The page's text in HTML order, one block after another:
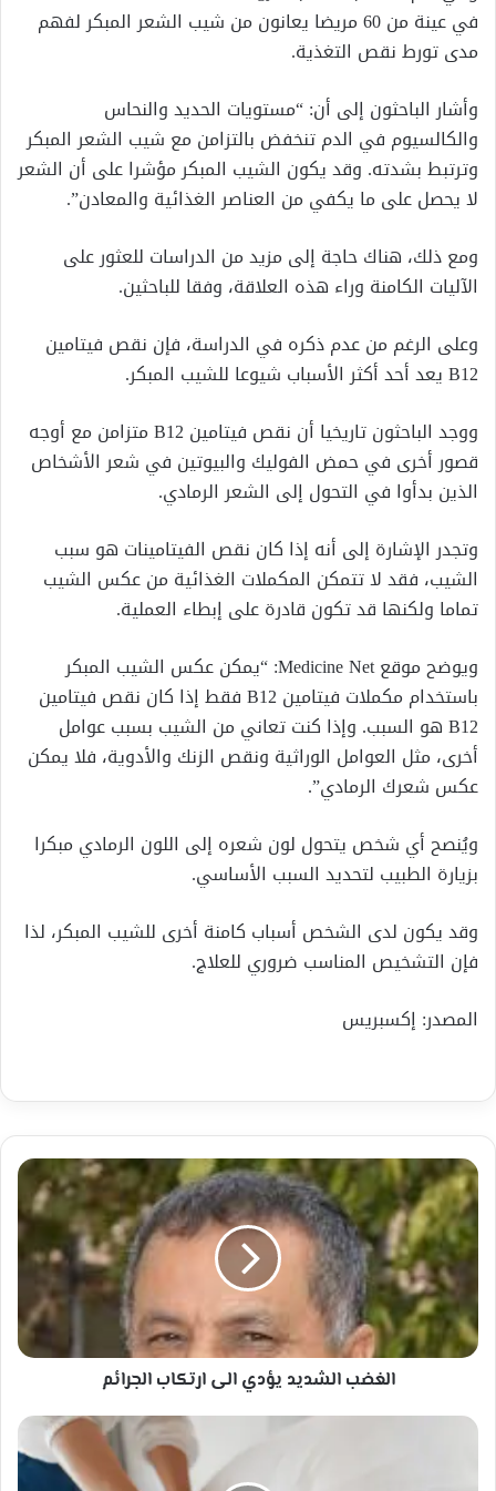
في عينة من 60 مريضا يعانون من شيب الشعر المبكر لفهم
مدى تورط نقص التغذية.
وأشار الباحثون إلى أن: “مستويات الحديد والنحاس
والكالسيوم في الدم تنخفض بالتزامن مع شيب الشعر المبكر
وترتبط بشدته. وقد يكون الشيب المبكر مؤشرا على أن الشعر
لا يحصل على ما يكفي من العناصر الغذائية والمعادن”.
ومع ذلك، هناك حاجة إلى مزيد من الدراسات للعثور على
الآليات الكامنة وراء هذه العلاقة، وفقا للباحثين.
وعلى الرغم من عدم ذكره في الدراسة، فإن نقص فيتامين
B12 يعد أحد أكثر الأسباب شيوعا للشيب المبكر.
ووجد الباحثون تاريخيا أن نقص فيتامين B12 متزامن مع أوجه
قصور أخرى في حمض الفوليك والبيوتين في شعر الأشخاص
الذين بدأوا في التحول إلى الشعر الرمادي.
وتجدر الإشارة إلى أنه إذا كان نقص الفيتامينات هو سبب
الشيب، فقد لا تتمكن المكملات الغذائية من عكس الشيب
تماما ولكنها قد تكون قادرة على إبطاء العملية.
ويوضح موقع Medicine Net: “يمكن عكس الشيب المبكر
باستخدام مكملات فيتامين B12 فقط إذا كان نقص فيتامين
B12 هو السبب. وإذا كنت تعاني من الشيب بسبب عوامل
أخرى، مثل العوامل الوراثية ونقص الزنك والأدوية، فلا يمكن
عكس شعرك الرمادي”.
ويُنصح أي شخص يتحول لون شعره إلى اللون الرمادي مبكرا
بزيارة الطبيب لتحديد السبب الأساسي.
وقد يكون لدى الشخص أسباب كامنة أخرى للشيب المبكر، لذا
فإن التشخيص المناسب ضروري للعلاج.
المصدر: إكسبريس
الغضب
الشديد
يؤدي
الى
ارتكاب
الجرائم
الغضب الشديد يؤدي الى ارتكاب الجرائم
ابتعدوا.